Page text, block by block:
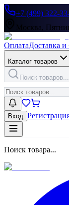
+7 (499) 322-
Москва,
ОплатаДоставка
Каталог товаров
Поиск товаров...
Вход
Поиск товара...